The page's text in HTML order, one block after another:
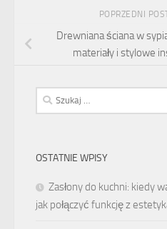
POPRZEDNI
Drewniana ściana w
materiały i stylowe
Szukaj:
OSTATNIE WPISY
Zasłony do kuchni: kiedy
jak połączyć funkcję z